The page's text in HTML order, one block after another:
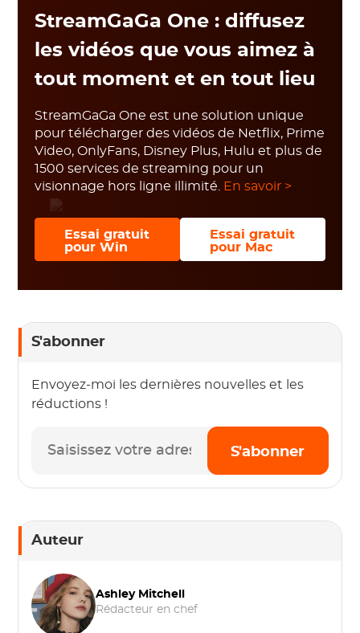
StreamGaGa One : diffusez
les vidéos que vous aimez à
tout moment et en tout lieu
StreamGaGa One est une solution unique
pour télécharger des vidéos de Netflix, Prime
Video, OnlyFans, Disney Plus, Hulu et plus de
1500 services de streaming pour un
visionnage hors ligne illimité.
En savoir >
Essai gratuit
pour Win
Essai gratuit
pour Mac
S'abonner
Envoyez-moi les dernières nouvelles et les
réductions !
S'abonner
Auteur
Ashley Mitchell
Rédacteur en chef